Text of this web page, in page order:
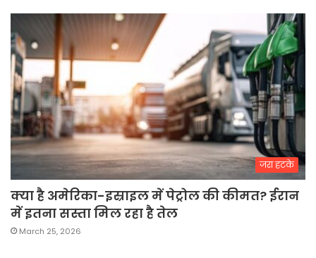
जरा हटके
क्या है अमेरिका-इस्राइल में पेट्रोल की कीमत? ईरान
में इतना सस्ता मिल रहा है तेल
March 25, 2026